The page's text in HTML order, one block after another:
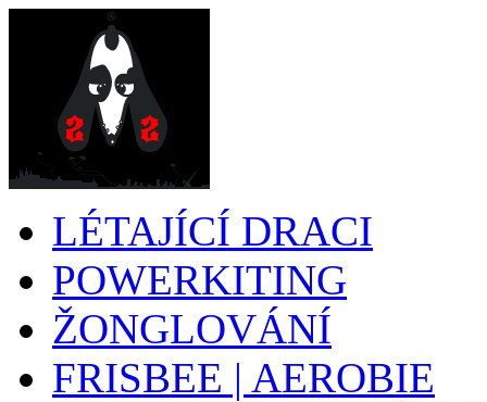
LÉTAJÍCÍ DRACI
POWERKITING
ŽONGLOVÁNÍ
FRISBEE | AEROBIE